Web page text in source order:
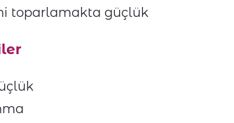
toparlamakta güçlük